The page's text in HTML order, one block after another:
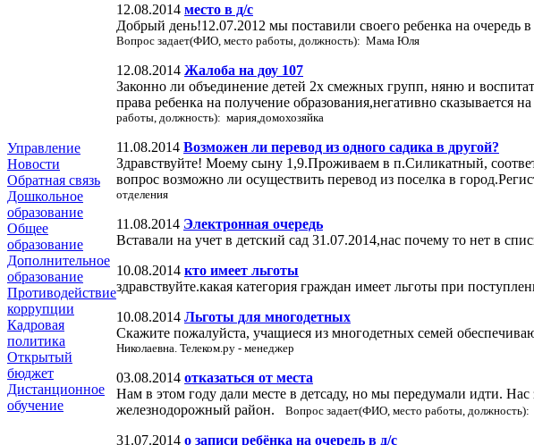
Управление
Новости
Обратная связь
Дошкольное
образование
Общее
образование
Дополнительное
образование
Противодействие
коррупции
Кадровая
политика
Открытый
бюджет
Дистанционное
обучение
12.08.2014 место в д/с
Добрый день!12.07.2012 мы поставили своего ребенка на очередь
Вопрос задает(ФИО, место работы, должность): Мама Юля
12.08.2014 Жалоба на доу 107
Законно ли объединение детей 2х смежных групп, няню и
права ребенка на получение образования,негативно сказывается
работы, должность): мария,домохозяйка
11.08.2014 Возможен ли перевод из одного садика в другой?
Здравствуйте! Моему сыну 1,9.Проживаем в п.Силикатный,
вопрос возможно ли осуществить перевод из поселка в
отделения
11.08.2014 Электронная очередь
Вставали на учет в детский сад 31.07.2014,нас почему то нет в
10.08.2014 кто имеет льготы
здравствуйте.какая категория граждан имеет льготы при
10.08.2014 Льготы для многодетных
Скажите пожалуйста, учащиеся из многодетных семей
Николаевна. Телеком.ру - менеджер
03.08.2014 отказаться от места
Нам в этом году дали месте в детсаду, но мы передумали идти.
железнодорожный район. Вопрос задает(ФИО, место работы, должность):
31.07.2014 о записи ребёнка на очередь в д/с